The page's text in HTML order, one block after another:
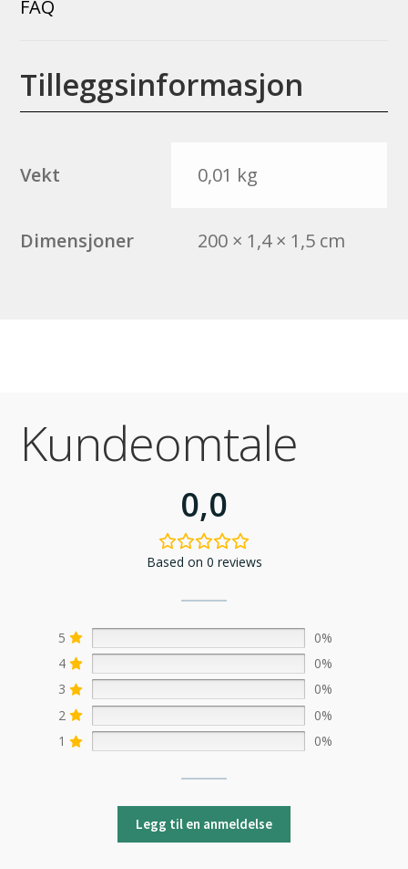
FAQ
Tilleggsinformasjon
Vekt 0,01 kg
Dimensjoner 200 × 1,4 × 1,5 cm
Kundeomtale
0,0
Based on 0 reviews
5
0%
4
0%
3
0%
2
0%
1
0%
Legg til en anmeldelse